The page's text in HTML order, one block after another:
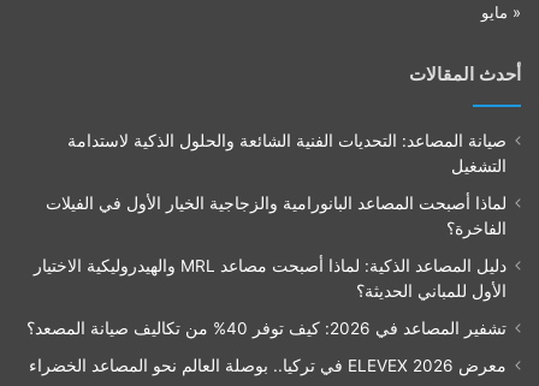
« مايو
أحدث المقالات
صيانة المصاعد: التحديات الفنية الشائعة والحلول الذكية لاستدامة
التشغيل
لماذا أصبحت المصاعد البانورامية والزجاجية الخيار الأول في الفيلات
الفاخرة؟
دليل المصاعد الذكية: لماذا أصبحت مصاعد MRL والهيدروليكية الاختيار
الأول للمباني الحديثة؟
تشفير المصاعد في 2026: كيف توفر 40% من تكاليف صيانة المصعد؟
معرض ELEVEX 2026 في تركيا.. بوصلة العالم نحو المصاعد الخضراء